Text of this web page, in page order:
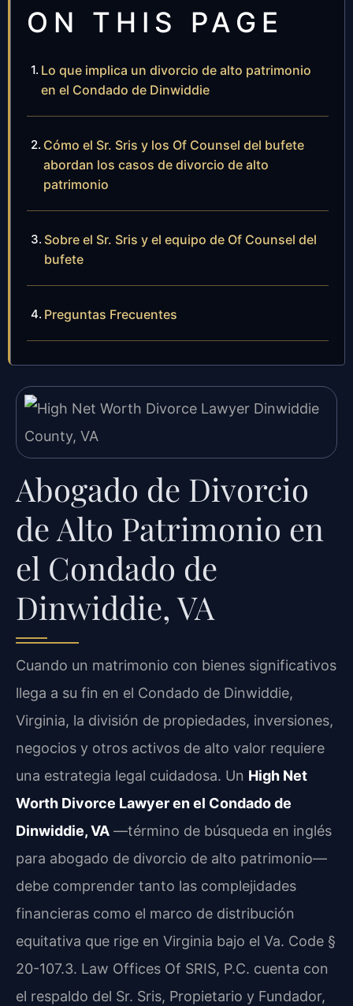
ON THIS PAGE
Lo que implica un divorcio de alto patrimonio
en el Condado de Dinwiddie
Cómo el Sr. Sris y los Of Counsel del bufete
abordan los casos de divorcio de alto
patrimonio
Sobre el Sr. Sris y el equipo de Of Counsel del
bufete
Preguntas Frecuentes
Abogado de Divorcio
de Alto Patrimonio en
el Condado de
Dinwiddie, VA
Cuando un matrimonio con bienes significativos
llega a su fin en el Condado de Dinwiddie,
Virginia, la división de propiedades, inversiones,
negocios y otros activos de alto valor requiere
una estrategia legal cuidadosa. Un High Net
Worth Divorce Lawyer en el Condado de
Dinwiddie, VA —término de búsqueda en inglés
para abogado de divorcio de alto patrimonio—
debe comprender tanto las complejidades
financieras como el marco de distribución
equitativa que rige en Virginia bajo el Va. Code §
20-107.3. Law Offices Of SRIS, P.C. cuenta con
el respaldo del Sr. Sris, Propietario y Fundador,